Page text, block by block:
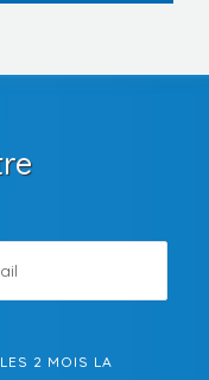
2 MOIS LA